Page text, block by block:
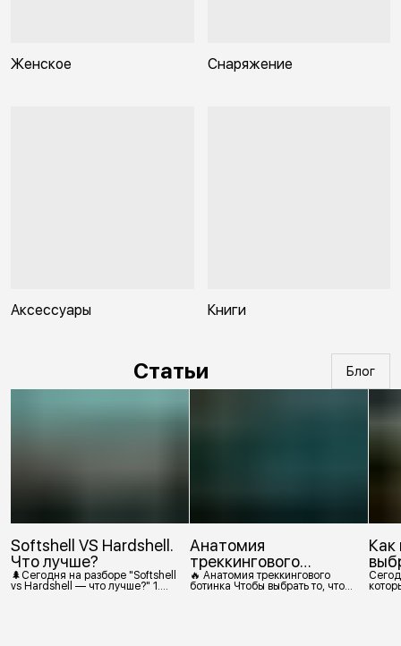
Женское Снаряжение
Аксессуары Книги
Статьи Блог
Softshell VS Hardshell.
Что лучше?
🌲Сегодня на разборе "Softshell
vs Hardshell — что лучше?" 1.
Анатомия
треккингового
ботинка
🔥 Анатомия треккингового
ботинка Чтобы выбрать то, что
Как